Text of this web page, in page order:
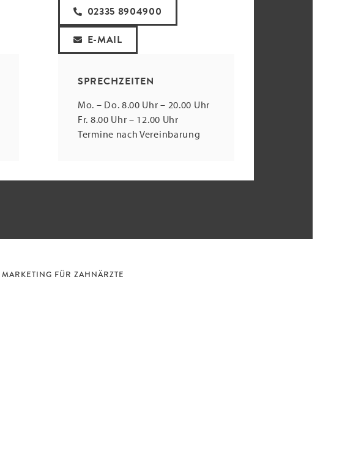
02335 8904900
E-MAIL
SPRECHZEITEN
Mo. – Do. 8.00 Uhr – 20.00 Uhr
Fr. 8.00 Uhr – 12.00 Uhr
Termine nach Vereinbarung
FÜR ZAHNÄRZTE